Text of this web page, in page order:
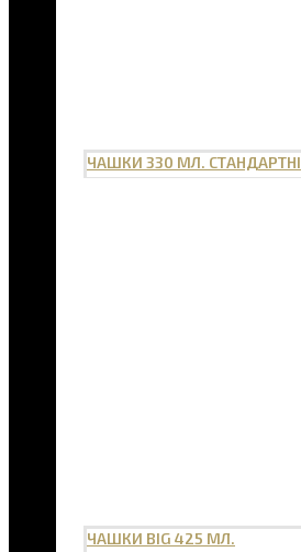
ЧАШКИ 330 МЛ. СТАНДАРТНІ
ЧАШКИ BIG 425 МЛ.